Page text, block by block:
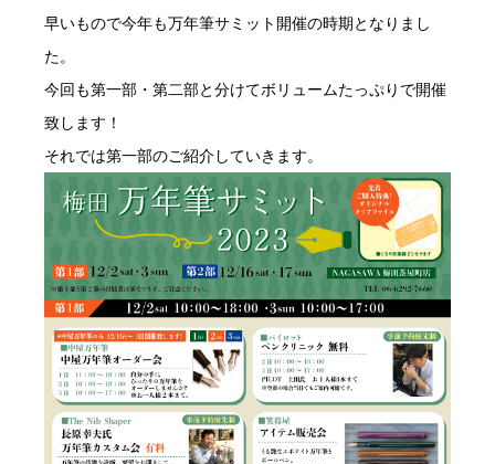
早いもので今年も万年筆サミット開催の時期となりまし
た。
今回も第一部・第二部と分けてボリュームたっぷりで開催
致します！
それでは第一部のご紹介していきます。